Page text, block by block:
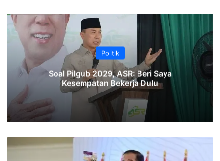
Politik
‎Soal Pilgub 2029, ASR: Beri Saya
Kesempatan Bekerja Dulu